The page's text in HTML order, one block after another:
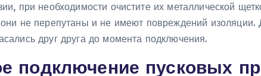
при необходимости очистите их металлической
не перепутаны и не имеют повреждений изоляции.
друг друга до момента подключения.
подключение пусковых